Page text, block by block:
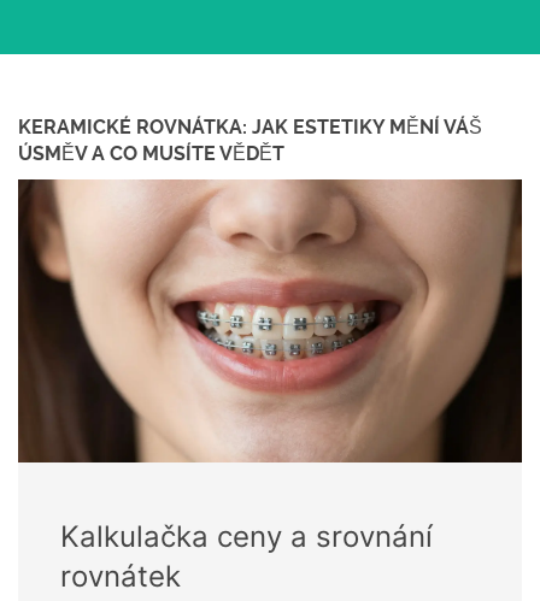
KERAMICKÉ ROVNÁTKA: JAK ESTETIKY MĚNÍ VÁŠ
ÚSMĚV A CO MUSÍTE VĚDĚT
Kalkulačka ceny a srovnání
rovnátek